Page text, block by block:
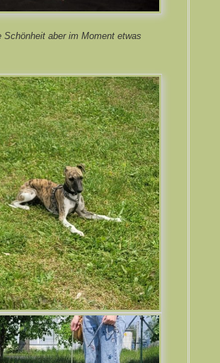
Schönheit aber im Moment etwas